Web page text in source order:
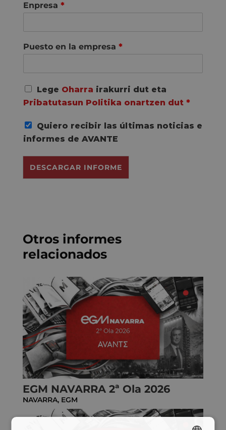
Enpresa *
Puesto en la empresa *
A
c
u
r
d
R
P
Lege Oharra irakurri dut eta
Pribatutasun Politika onartzen dut *
Quiero recibir las últimas noticias e
informes de AVANTE
DESCARGAR INFORME
Otros informes
relacionados
EGM NAVARRA 2ª Ola 2026
NAVARRA, EGM